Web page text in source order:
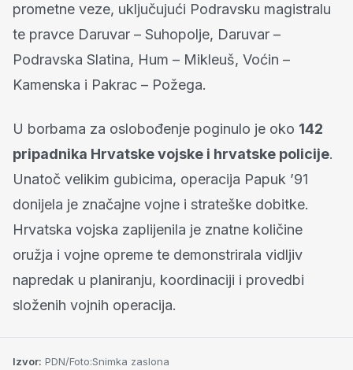
prometne veze, uključujući Podravsku magistralu
te pravce Daruvar – Suhopolje, Daruvar –
Podravska Slatina, Hum – Mikleuš, Voćin –
Kamenska i Pakrac – Požega.
U borbama za oslobođenje poginulo je oko 142
pripadnika Hrvatske vojske i hrvatske policije.
Unatoč velikim gubicima, operacija Papuk ’91
donijela je značajne vojne i strateške dobitke.
Hrvatska vojska zaplijenila je znatne količine
oružja i vojne opreme te demonstrirala vidljiv
napredak u planiranju, koordinaciji i provedbi
složenih vojnih operacija.
Izvor: PDN/Foto:Snimka zaslona